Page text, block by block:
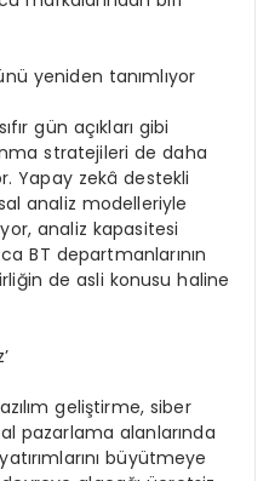
nü yeniden tanımlıyor
sıfır gün açıkları gibi
stratejileri de daha
Yapay zekâdestekli
analiz modelleriyle
yor, analiz kapasitesi
BT departmanlarının
ğin de asli konusu haline
’
ılım geliştirme, siber
pazarlama alanlarında
ırımlarınıbüyütmeye